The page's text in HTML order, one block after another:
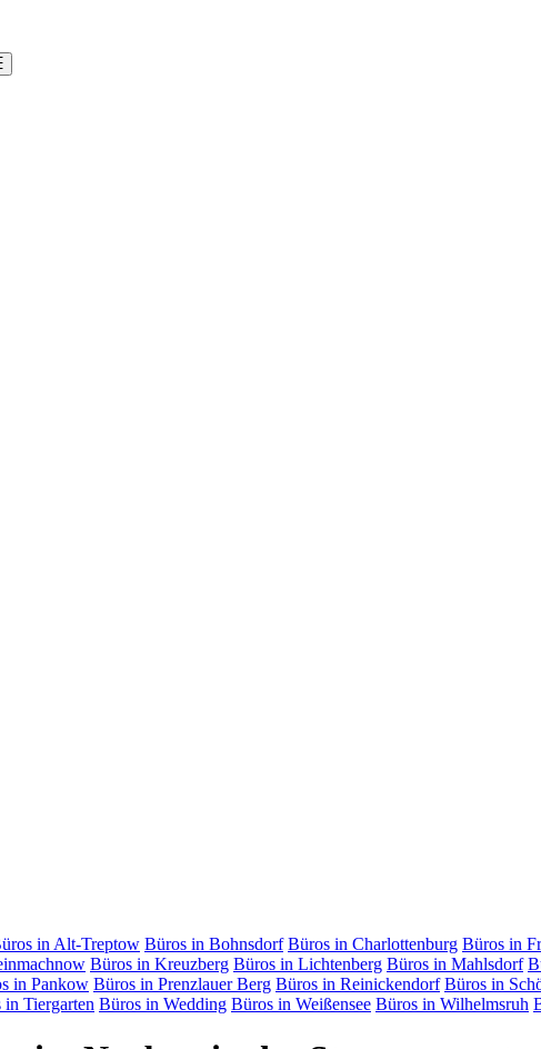
in Alt-Treptow Büros in Bohnsdorf Büros in Charlottenburg Büros in
Büros in Kreuzberg Büros in Lichtenberg Büros in Mahlsdorf
in Pankow Büros in Prenzlauer Berg Büros in Reinickendorf Büros in
in Tiergarten Büros in Wedding Büros in Weißensee Büros in Wilhelmsruh